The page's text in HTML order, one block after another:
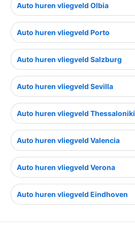
Auto huren vliegveld Olbia
Auto huren vliegveld Porto
Auto huren vliegveld Salzburg
Auto huren vliegveld Sevilla
Auto huren vliegveld Thessaloniki
Auto huren vliegveld Valencia
Auto huren vliegveld Verona
Auto huren vliegveld Eindhoven